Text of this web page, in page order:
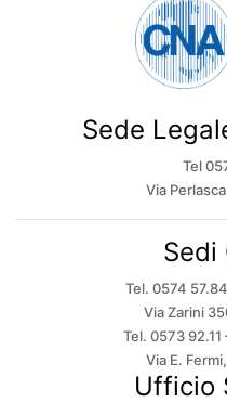
Sede
Tel
Via
Sedi
Tel. 0574
Via Zarini
Tel. 0573
Via E.
Ufficio